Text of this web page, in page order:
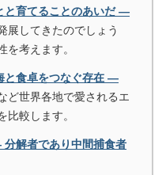
と育てることのあいだ ―
展してきたのでしょう
を考えます。
と食卓をつなぐ存在 ―
ど世界各地で愛されるエ
比較します。
解者であり中間捕食者